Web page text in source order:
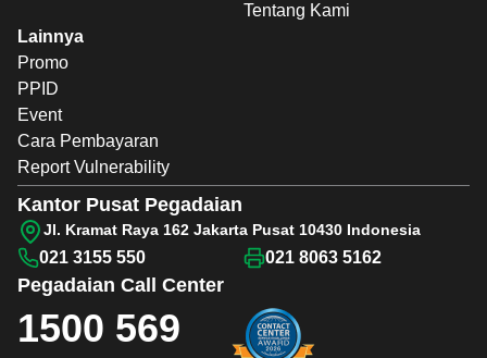
Tentang Kami
Lainnya
Promo
PPID
Event
Cara Pembayaran
Report Vulnerability
Pegadaian Call Center
1500 569
Kantor Pusat Pegadaian
Jl. Kramat Raya 162 Jakarta Pusat 10430 Indonesia
021 3155 550 021 8063 5162